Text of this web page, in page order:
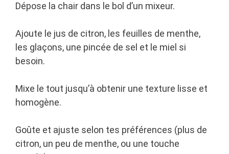
Dépose la chair dans le bol d’un mixeur.
Ajoute le jus de citron, les feuilles de menthe,
les glaçons, une pincée de sel et le miel si
besoin.
Mixe le tout jusqu’à obtenir une texture lisse et
homogène.
Goûte et ajuste selon tes préférences (plus de
citron, un peu de menthe, ou une touche